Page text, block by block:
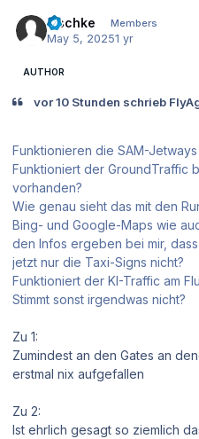
zischke Members
May 5, 20251 yr
AUTHOR
vor 10 Stunden schrieb
Funktionieren die SAM-
Funktioniert der GroundTraffic
vorhanden?
Wie genau sieht das mit den
Bing- und Google-Maps wie
den Infos ergeben bei mir,
jetzt nur die Taxi-Signs nicht?
Funktioniert der KI-Traffic am
Stimmt sonst irgendwas nicht?
Zu 1:
Zumindest an den Gates an
erstmal nix aufgefallen
Zu 2:
Ist ehrlich gesagt so ziemlich